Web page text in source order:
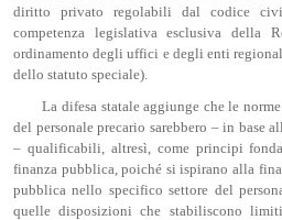
diritto privato regolabili dal codice
competenza legislativa esclusiva della
ordinamento degli uffici e degli enti
dello statuto speciale).
La difesa statale aggiunge che le
del personale precario sarebbero – in base
– qualificabili, altresì, come principi
finanza pubblica, poiché si ispirano alla
pubblica nello specifico settore del
quelle disposizioni che stabiliscono